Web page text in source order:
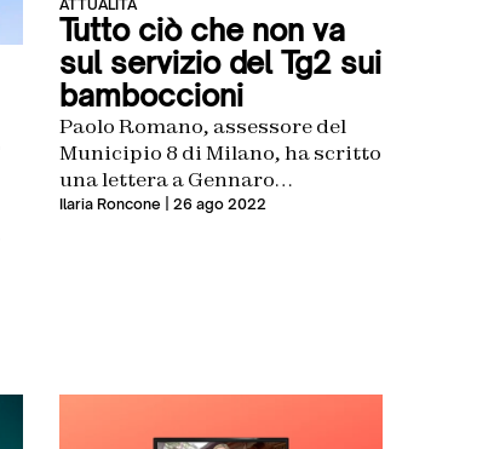
ATTUALITÀ
Tutto ciò che non va
sul servizio del Tg2 sui
bamboccioni
Paolo Romano, assessore del
Municipio 8 di Milano, ha scritto
una lettera a Gennaro
Sangiuliano per un servizio del
Ilaria Roncone | 26 ago 2022